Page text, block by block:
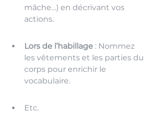
mâche…) en décrivant vos
actions.
Lors de l’habillage : Nommez
les vêtements et les parties du
corps pour enrichir le
vocabulaire.
Etc.